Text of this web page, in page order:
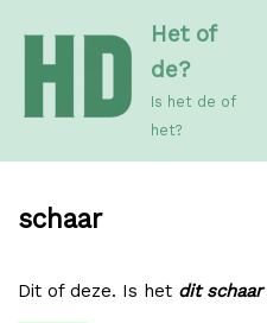
de
inhoud
Het of
de?
Is het de of
het?
schaar
Dit of deze. Is het dit schaar